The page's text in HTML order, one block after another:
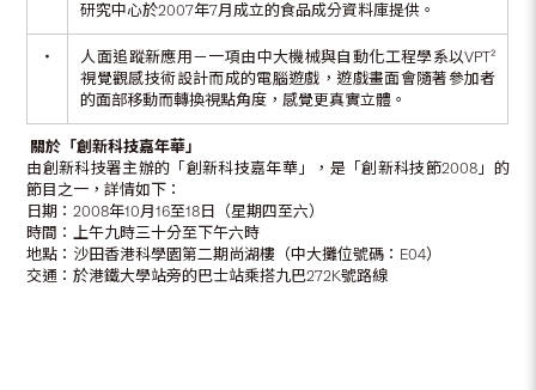
研究中心於2007年7月成立的食品成分資料庫提供。
‧
人面追蹤新應用－一項由中大機械與自動化工程學系以VPT²
視覺觀感技術設計而成的電腦遊戲，遊戲畫面會隨著參加者
的面部移動而轉換視點角度，感覺更真實立體。
關於「創新科技嘉年華」
由創新科技署主辦的「創新科技嘉年華」，是「創新科技節2008」的
節目之一，詳情如下：
日期：2008年10月16至18日（星期四至六）
時間：上午九時三十分至下午六時
地點：沙田香港科學園第二期尚湖樓（中大攤位號碼：E04）
交通：於港鐵大學站旁的巴士站乘搭九巴272K號路線